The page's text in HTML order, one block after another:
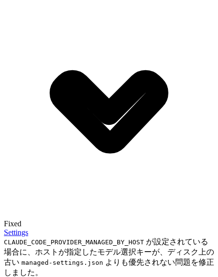
Fixed
Settings
CLAUDE_CODE_PROVIDER_MANAGED_BY_HOST が設定されている
場合に、ホストが指定したモデル選択キーが、ディスク上の
古い managed-settings.json よりも優先されない問題を修正
しました。